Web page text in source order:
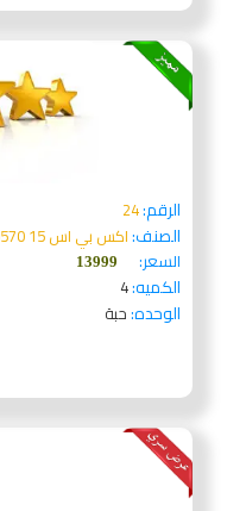
الرقم:24
الصنف:اكس بي اس 15 9570 - 2 تيرابايت بي سي SDD - i9
السعر:
13999
الكميه:4
الوحده:حبة